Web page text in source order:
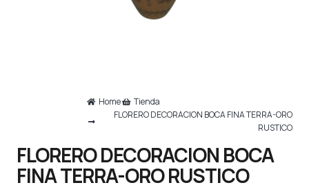
Home
Tienda
FLORERO DECORACION BOCA FINA TERRA-ORO
RUSTICO
FLORERO DECORACION BOCA
FINA TERRA-ORO RUSTICO